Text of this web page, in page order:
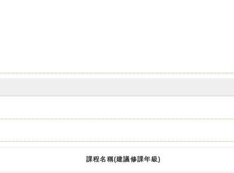
課程名稱(建議修課年級)